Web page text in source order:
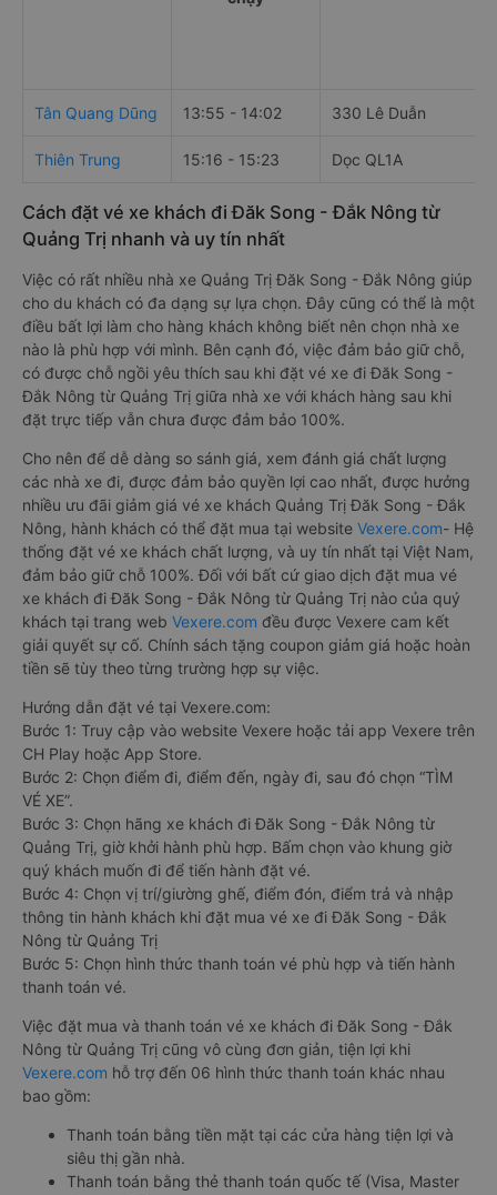
Tân Quang Dũng 13:55 - 14:02 330 Lê Duẫn
Thiên Trung 15:16 - 15:23 Dọc QL1A
Cách đặt vé xe khách đi Đăk Song - Đắk Nông từ
Quảng Trị nhanh và uy tín nhất
Việc có rất nhiều nhà xe Quảng Trị Đăk Song - Đắk Nông giúp
cho du khách có đa dạng sự lựa chọn. Đây cũng có thể là một
điều bất lợi làm cho hàng khách không biết nên chọn nhà xe
nào là phù hợp với mình. Bên cạnh đó, việc đảm bảo giữ chỗ,
có được chỗ ngồi yêu thích sau khi đặt vé xe đi Đăk Song -
Đắk Nông từ Quảng Trị giữa nhà xe với khách hàng sau khi
đặt trực tiếp vẫn chưa được đảm bảo 100%.
Cho nên để dễ dàng so sánh giá, xem đánh giá chất lượng
các nhà xe đi, được đảm bảo quyền lợi cao nhất, được hưởng
nhiều ưu đãi giảm giá vé xe khách Quảng Trị Đăk Song - Đắk
Nông, hành khách có thể đặt mua tại website Vexere.com- Hệ
thống đặt vé xe khách chất lượng, và uy tín nhất tại Việt Nam,
đảm bảo giữ chỗ 100%. Đối với bất cứ giao dịch đặt mua vé
xe khách đi Đăk Song - Đắk Nông từ Quảng Trị nào của quý
khách tại trang web Vexere.com đều được Vexere cam kết
giải quyết sự cố. Chính sách tặng coupon giảm giá hoặc hoàn
tiền sẽ tùy theo từng trường hợp sự việc.
Hướng dẫn đặt vé tại Vexere.com:
Bước 1: Truy cập vào website Vexere hoặc tải app Vexere trên
CH Play hoặc App Store.
Bước 2: Chọn điểm đi, điểm đến, ngày đi, sau đó chọn “TÌM
VÉ XE”.
Bước 3: Chọn hãng xe khách đi Đăk Song - Đắk Nông từ
Quảng Trị, giờ khởi hành phù hợp. Bấm chọn vào khung giờ
quý khách muốn đi để tiến hành đặt vé.
Bước 4: Chọn vị trí/giường ghế, điểm đón, điểm trả và nhập
thông tin hành khách khi đặt mua vé xe đi Đăk Song - Đắk
Nông từ Quảng Trị
Bước 5: Chọn hình thức thanh toán vé phù hợp và tiến hành
thanh toán vé.
Việc đặt mua và thanh toán vé xe khách đi Đăk Song - Đắk
Nông từ Quảng Trị cũng vô cùng đơn giản, tiện lợi khi
Vexere.com hỗ trợ đến 06 hình thức thanh toán khác nhau
bao gồm:
Thanh toán bằng tiền mặt tại các cửa hàng tiện lợi và
siêu thị gần nhà.
Thanh toán bằng thẻ thanh toán quốc tế (Visa, Master